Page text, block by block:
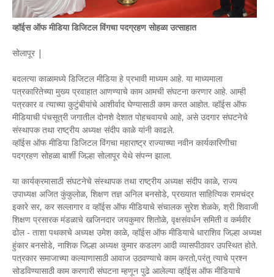
व्हॉईस ऑफ मीडिया डिजिटल विंगचा पदग्रहण सोहळा उत्साहात
सोलापूर |
बदलत्या काळामध्ये डिजिटल मीडिया हे प्रभावी माध्यम आहे. या माध्यमाला
पत्रकारितेच्या मुख्य प्रवाहात आणण्याचे काम आमची संघटना करणार आहे. आम्ही
पत्रकार व त्याच्या कुटुंबीयांचे आशीर्वाद घेण्यासाठी काम करत आहोत. व्हॉईस ऑफ
मीडियाची पंचसूत्री जगातील दोनशे देशात पोहचवायचे आहे, असे उदगार संघटनेचे
संस्थापक तथा राष्ट्रीय अध्यक्ष संदीप काळे यांनी काढले.
व्हॉईस ऑफ मीडिया डिजिटल विंगचा महाराष्ट्र राज्याच्या नवीन कार्यकारिणीचा
पदग्रहण सोहळा बार्शी जिल्हा सोलापूर येथे संपन्न झाला.
या कार्यक्रमासाठी संघटनेचे संस्थापक तथा राष्ट्रीय अध्यक्ष संदीप काळे, राज्य
उपाध्यक्ष अजित कुंकुलोळ, शिक्षण तज्ञ अनिल बनसोडे, प्रख्यात साहित्यिक रामचंद्र
इकारे सर, कर सल्लागार व व्हॉईस ऑफ मीडियाचे संचालक सुरेश शेळके, श्री शिवाजी
शिक्षण प्रसारक मंडळाचे खजिनदार जयकुमार शितोळे, वृक्षसंवर्धन समिती व कर्मवीर
ढोल - ताशा पथकाचे अध्यक्ष उमेश काळे, व्हॉईस ऑफ मीडियाचे धाराशिव जिल्हा अध्यक्ष
हुंकार बनसोडे, नाशिक जिल्हा अध्यक्ष कुमार कडलग आदी व्यासपीठावर उपस्थित होते.
पत्रकार समाजाच्या कल्याणासाठी आवाज उठवण्याचे काम करतो,परंतु त्याचे प्रश्न
सोडविण्यासाठी काम करणारी संघटना म्हणून पुढे आलेल्या व्हॉईस ऑफ मीडियाचे